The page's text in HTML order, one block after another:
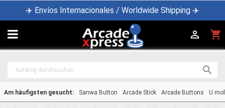
✈️ Envíos Internacionales / Worldwide Shipping ✈️
 shopping_cart


Am häufigsten gesucht: Sanwa Button Arcade Stick Arcade Buttons U